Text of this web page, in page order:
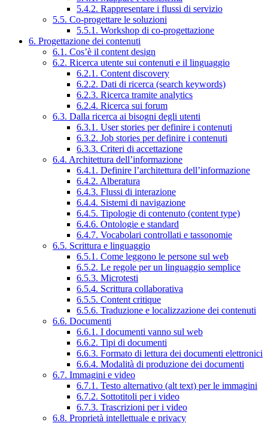
5.4.2. Rappresentare i flussi di servizio
5.5. Co-progettare le soluzioni
5.5.1. Workshop di co-progettazione
6. Progettazione dei contenuti
6.1. Cos’è il content design
6.2. Ricerca utente sui contenuti e il linguaggio
6.2.1. Content discovery
6.2.2. Dati di ricerca (search keywords)
6.2.3. Ricerca tramite analytics
6.2.4. Ricerca sui forum
6.3. Dalla ricerca ai bisogni degli utenti
6.3.1. User stories per definire i contenuti
6.3.2. Job stories per definire i contenuti
6.3.3. Criteri di accettazione
6.4. Architettura dell’informazione
6.4.1. Definire l’architettura dell’informazione
6.4.2. Alberatura
6.4.3. Flussi di interazione
6.4.4. Sistemi di navigazione
6.4.5. Tipologie di contenuto (content type)
6.4.6. Ontologie e standard
6.4.7. Vocabolari controllati e tassonomie
6.5. Scrittura e linguaggio
6.5.1. Come leggono le persone sul web
6.5.2. Le regole per un linguaggio semplice
6.5.3. Microtesti
6.5.4. Scrittura collaborativa
6.5.5. Content critique
6.5.6. Traduzione e localizzazione dei contenuti
6.6. Documenti
6.6.1. I documenti vanno sul web
6.6.2. Tipi di documenti
6.6.3. Formato di lettura dei documenti elettronici
6.6.4. Modalità di produzione dei documenti
6.7. Immagini e video
6.7.1. Testo alternativo (alt text) per le immagini
6.7.2. Sottotitoli per i video
6.7.3. Trascrizioni per i video
6.8. Proprietà intellettuale e privacy